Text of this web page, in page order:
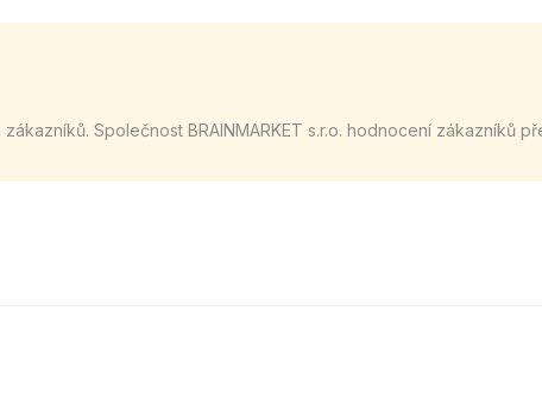
Společnost BRAINMARKET s.r.o. hodnocení zákazníků